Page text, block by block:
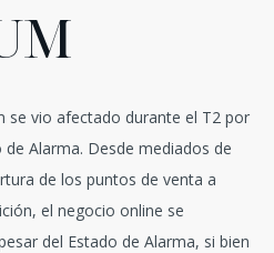
se vio afectado durante el T2 por
Alarma. Desde mediados de
de los puntos de venta a
el negocio online se
del Estado de Alarma, si bien